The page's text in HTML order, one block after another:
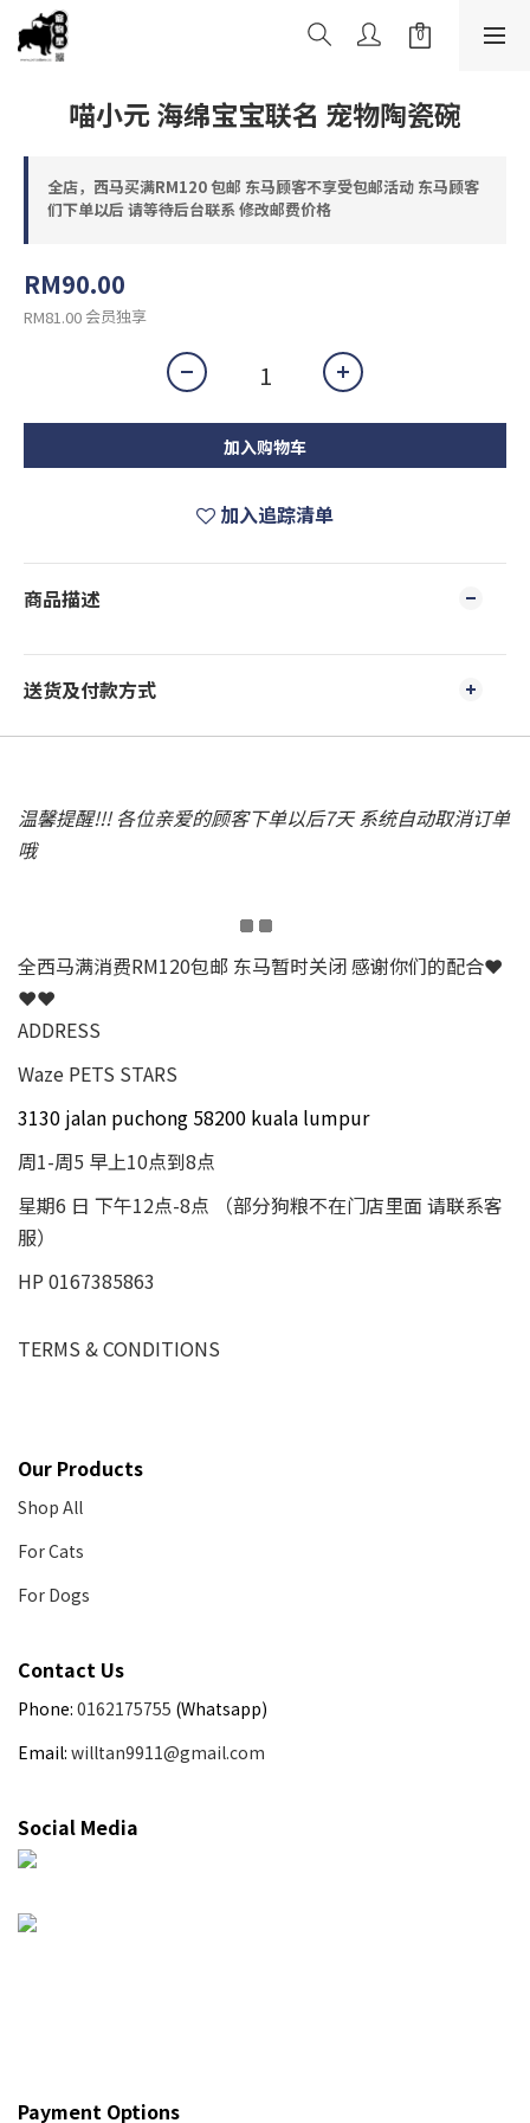
喵小元 海绵宝宝联名 宠物陶瓷碗
全店，西马买满RM120 包邮 东马顾客不享受包邮活动 东马顾客
们下单以后 请等待后台联系 修改邮费价格
RM90.00
RM81.00 会员独享
加入购物车
加入追踪清单
商品描述
送货及付款方式
温馨提醒!!! 各位亲爱的顾客下单以后7天 系统自动取消订单
哦
全西马满消费RM120包邮 东马暂时关闭 感谢你们的配合❤
❤❤
ADDRESS
Waze PETS STARS
3130 jalan puchong 58200 kuala lumpur
周1-周5 早上10点到8点
星期6 日 下午12点-8点 （部分狗粮不在门店里面 请联系客
服）
HP 0167385863
TERMS & CONDITIONS
Our Products
Shop All
For Cats
For Dogs
Contact Us
Phone: 0162175755 (Whatsapp)
Email: willtan9911@gmail.com
Social Media
Payment Options